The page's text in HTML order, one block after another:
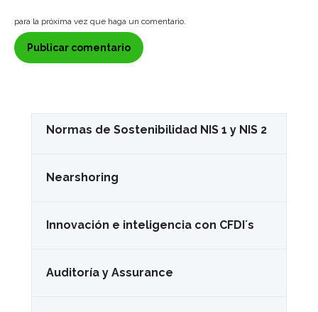
para la próxima vez que haga un comentario.
Normas de Sostenibilidad NIS 1 y NIS 2
Nearshoring
Innovación e inteligencia con CFDI´s
Auditoría y Assurance